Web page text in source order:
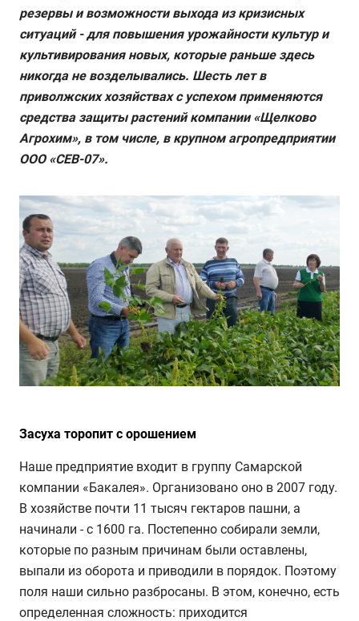
резервы и возможности выхода из кризисных
ситуаций - для повышения урожайности культур и
культивирования новых, которые раньше здесь
никогда не возделывались. Шесть лет в
приволжских хозяйствах с успехом применяются
средства защиты растений компании «Щелково
Агрохим», в том числе, в крупном агропредприятии
ООО «СЕВ-07».
Засуха торопит с орошением
Наше предприятие входит в группу Самарской
компании «Бакалея». Организовано оно в 2007 году.
В хозяйстве почти 11 тысяч гектаров пашни, а
начинали - с 1600 га. Постепенно собирали земли,
которые по разным причинам были оставлены,
выпали из оборота и приводили в порядок. Поэтому
поля наши сильно разбросаны. В этом, конечно, есть
определенная сложность: приходится